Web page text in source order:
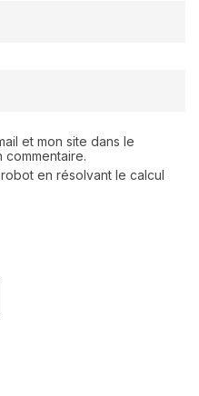
et mon site dans le
en résolvant le calcul